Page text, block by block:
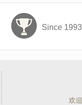
Since 1993